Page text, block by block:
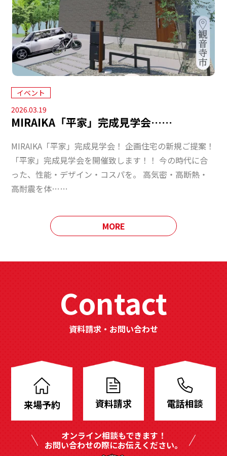
イベント
2026.03.19
MIRAIKA「平家」完成見学会……
MIRAIKA「平家」完成見学会！ 企画住宅の新規ご提案！
「平家」完成見学会を開催致します！！ 今の時代に合
った、性能・デザイン・コスパを。 高気密・高断熱・
高耐震を体……
MORE
Contact
資料請求・お問い合わせ
譲
来場予約 資料請求 電話相談
オンライン相談もできます！
お問い合わせの際にお伝えください。